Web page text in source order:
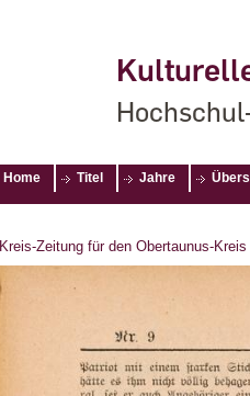
Home Titel Jahre
Kreis-Zeitung für den Obertaunus-Kreis